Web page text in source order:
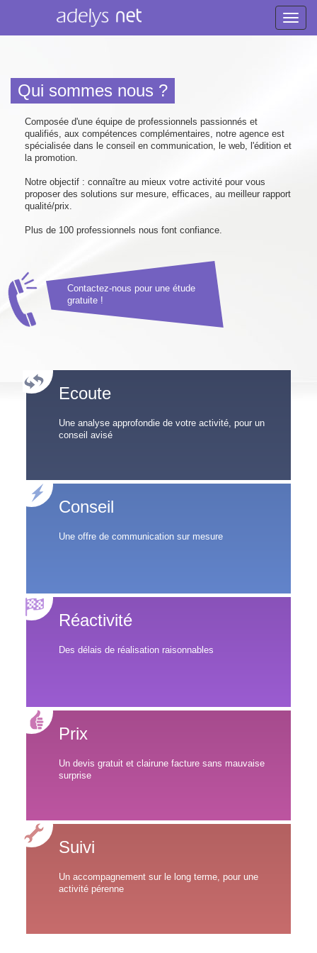
Toggle
Qui sommes nous ?
Composée d'une équipe de professionnels passionnés et
qualifiés, aux compétences complémentaires, notre agence est
spécialisée dans le conseil en communication, le web, l'édition et
la promotion.
Notre objectif : connaître au mieux votre activité pour vous
proposer des solutions sur mesure, efficaces, au meilleur rapport
qualité/prix.
Plus de 100 professionnels nous font confiance.
Contactez-nous pour une étude
gratuite !
Ecoute
Une analyse approfondie de votre activité, pour un
conseil avisé
Conseil
Une offre de communication sur mesure
Réactivité
Des délais de réalisation raisonnables
Prix
Un devis gratuit et clairune facture sans mauvaise
surprise
Suivi
Un accompagnement sur le long terme, pour une
activité pérenne